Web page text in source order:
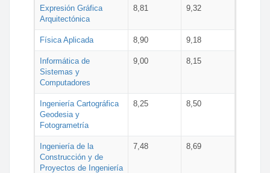
Expresión Gráfica
Arquitectónica
8,81 9,32
Física Aplicada 8,90 9,18
Informática de
Sistemas y
Computadores
9,00 8,15
Ingeniería Cartográfica
Geodesia y
Fotogrametría
8,25 8,50
Ingeniería de la
Construcción y de
Proyectos de Ingeniería
7,48 8,69